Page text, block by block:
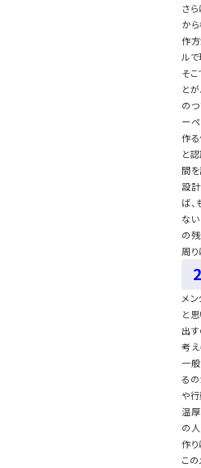
さ
か
作
ル
そ
と
の
ー
作
と
間
設
ば
ない
の
周
メ
と
出
考え
一
る
や
温厚
の
作り
こ